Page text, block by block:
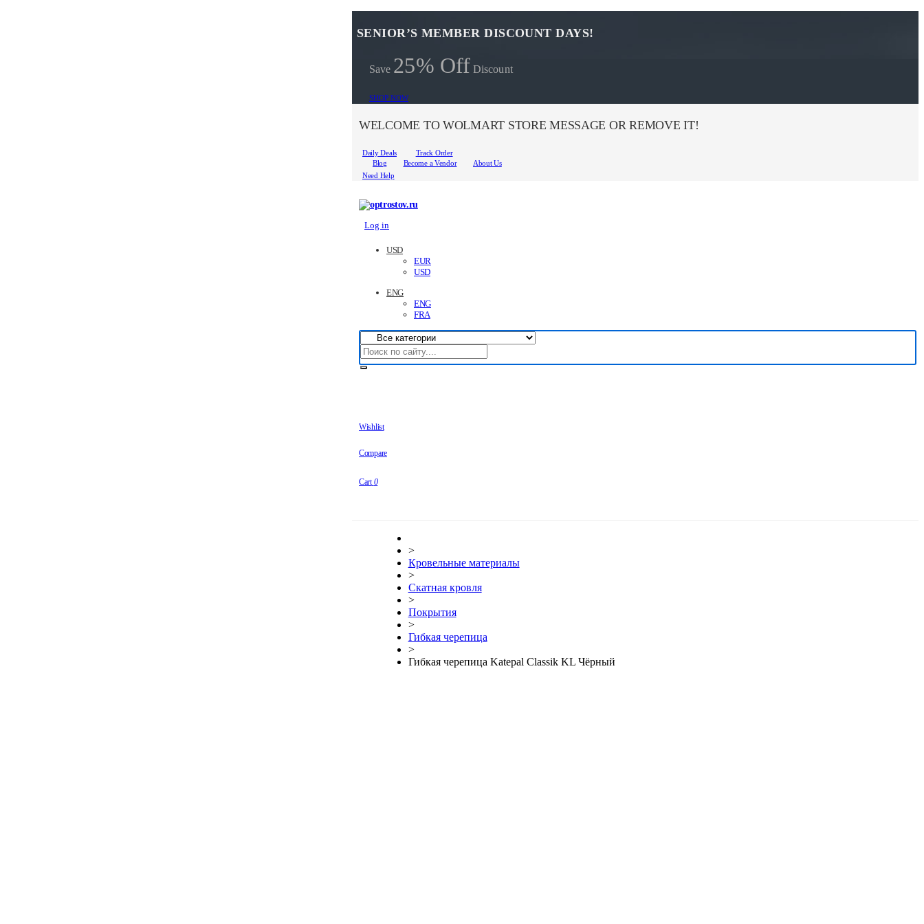
SENIOR’S MEMBER DISCOUNT DAYS!
Save 25% Off Discount
SHOP NOW
WELCOME TO WOLMART STORE MESSAGE OR REMOVE IT!
Daily Deals
Track Order
Blog
Become a Vendor
About Us
Need Help
Log in
USD
EUR
USD
ENG
ENG
FRA
Wishlist
Compare
Cart 0
>
Кровельные материалы
>
Скатная кровля
>
Покрытия
>
Гибкая черепица
>
Гибкая черепица Katepal Classik KL Чёрный